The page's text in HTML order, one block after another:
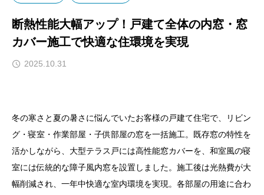
断熱性能大幅アップ！戸建て全体の内窓・窓
カバー施工で快適な住環境を実現
2025.10.31
冬の寒さと夏の暑さに悩んでいたお客様の戸建て住宅で、リビン
グ・寝室・作業部屋・子供部屋の窓を一括施工。既存窓の特性を
活かしながら、大型テラス戸には高性能窓カバーを、和室風の寝
室には伝統的な障子風内窓を設置しました。施工後は光熱費が大
幅削減され、一年中快適な室内環境を実現。各部屋の用途に合わ